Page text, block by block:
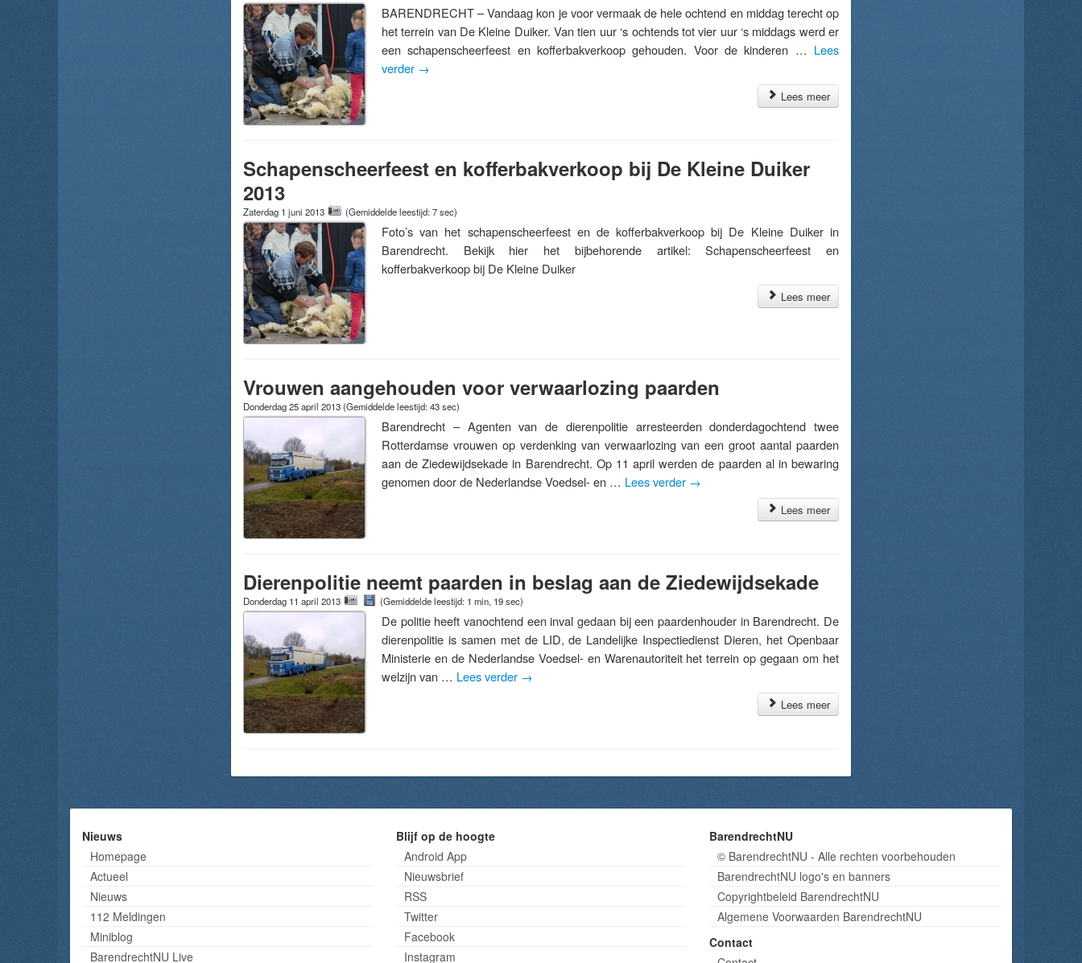
BARENDRECHT – Vandaag kon je voor vermaak de hele ochtend en middag terecht op
het terrein van De Kleine Duiker. Van tien uur ‘s ochtends tot vier uur ‘s middags werd er
een schapenscheerfeest en kofferbakverkoop gehouden. Voor de kinderen … Lees
verder →
Lees meer
Schapenscheerfeest en kofferbakverkoop bij De Kleine Duiker
2013
Zaterdag 1 juni 2013 (Gemiddelde leestijd: 7 sec)
Foto’s van het schapenscheerfeest en de kofferbakverkoop bij De Kleine Duiker in
Barendrecht. Bekijk hier het bijbehorende artikel: Schapenscheerfeest en
kofferbakverkoop bij De Kleine Duiker
Lees meer
Vrouwen aangehouden voor verwaarlozing paarden
Donderdag 25 april 2013(Gemiddelde leestijd: 43 sec)
Barendrecht – Agenten van de dierenpolitie arresteerden donderdagochtend twee
Rotterdamse vrouwen op verdenking van verwaarlozing van een groot aantal paarden
aan de Ziedewijdsekade in Barendrecht. Op 11 april werden de paarden al in bewaring
genomen door de Nederlandse Voedsel- en … Lees verder →
Lees meer
Dierenpolitie neemt paarden in beslag aan de Ziedewijdsekade
Donderdag 11 april 2013 (Gemiddelde leestijd: 1 min, 19 sec)
De politie heeft vanochtend een inval gedaan bij een paardenhouder in Barendrecht. De
dierenpolitie is samen met de LID, de Landelijke Inspectiedienst Dieren, het Openbaar
Ministerie en de Nederlandse Voedsel- en Warenautoriteit het terrein op gegaan om het
welzijn van … Lees verder →
Lees meer
Nieuws
Homepage
Actueel
Nieuws
112 Meldingen
Miniblog
BarendrechtNU Live
Blijf op de hoogte
Android App
Nieuwsbrief
RSS
Twitter
Facebook
Instagram
BarendrechtNU
© BarendrechtNU - Alle rechten voorbehouden
BarendrechtNU logo's en banners
Copyrightbeleid BarendrechtNU
Algemene Voorwaarden BarendrechtNU
Contact